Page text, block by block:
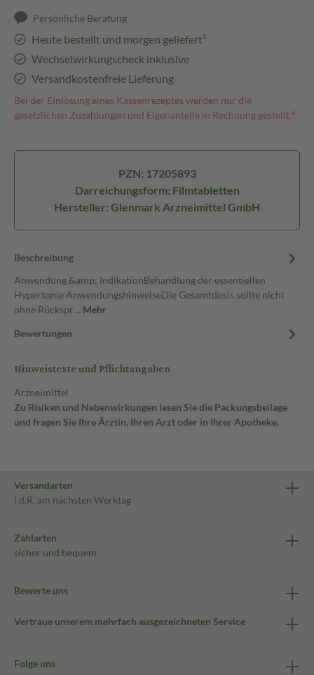
Persönliche Beratung
Heute bestellt und morgen geliefert³
Wechselwirkungscheck inklusive
Versandkostenfreie Lieferung
Bei der Einlösung eines Kassenrezeptes werden nur die
gesetzlichen Zuzahlungen und Eigenanteile in Rechnung gestellt.⁴
PZN: 17205893
Darreichungsform: Filmtabletten
Hersteller: Glenmark Arzneimittel GmbH
Beschreibung
Anwendung &amp; IndikationBehandlung der essentiellen
Hypertonie AnwendungshinweiseDie Gesamtdosis sollte nicht
ohne Rückspr… Mehr
Bewertungen
Hinweistexte und Pflichtangaben
Arzneimittel
Zu Risiken und Nebenwirkungen lesen Sie die Packungsbeilage
und fragen Sie Ihre Ärztin, Ihren Arzt oder in Ihrer Apotheke.
Versandarten
i.d.R. am nächsten Werktag
Zahlarten
sicher und bequem
Bewerte uns
Vertraue unserem mehrfach ausgezeichneten Service
Folge uns